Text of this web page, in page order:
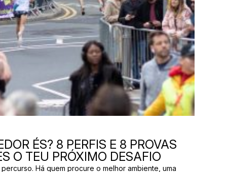
ÉS? 8 PERFIS E 8 PROVAS
O TEU PRÓXIMO DESAFIO
Há quem procure o melhor ambiente, uma